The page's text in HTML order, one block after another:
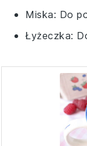
Miska: Do
Łyżeczka: